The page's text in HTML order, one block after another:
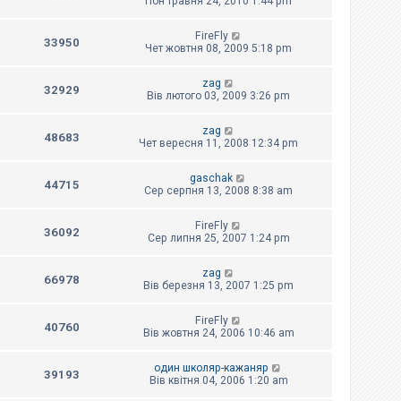
33950
FireFly
Чет жовтня 08, 2009 5:18 pm
32929
zag
Вів лютого 03, 2009 3:26 pm
48683
zag
Чет вересня 11, 2008 12:34 pm
44715
gaschak
Сер серпня 13, 2008 8:38 am
36092
FireFly
Сер липня 25, 2007 1:24 pm
66978
zag
Вів березня 13, 2007 1:25 pm
40760
FireFly
Вів жовтня 24, 2006 10:46 am
39193
один школяр-кажаняр
Вів квітня 04, 2006 1:20 am